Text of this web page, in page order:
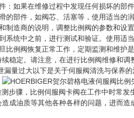
：如果在维修过程中发现任何损坏的部
的部件，如阀芯、活塞等，使用适当的
制造商的说明，调整比例阀的参数和设
系统中之前，进行测试和验证。使用适
比例阀恢复正常工作，定期监测和维护
稳定。请注意，在进行比例阀维修和
量过大以下是关于伺服阀清洗与保养
步骤，比例伺服阀卡阀在工作中时常
成油质等其他各种各样的问题，进而